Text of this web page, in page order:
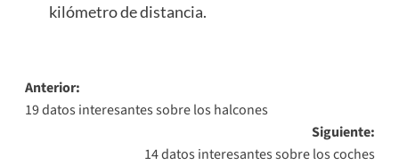
kilómetro de distancia.
Navegación
de
Anterior:
19 datos interesantes sobre los halcones
Siguiente:
14 datos interesantes sobre los coches